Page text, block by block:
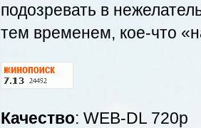
подозревать в
тем временем, кое-что
Качество: WEB-DL 720p